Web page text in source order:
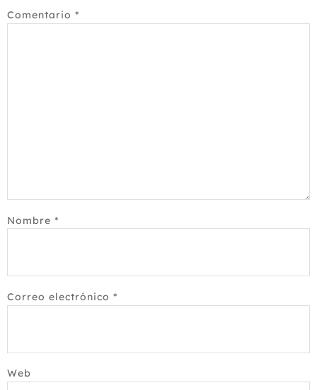
Comentario *
Nombre *
Correo electrónico *
Web